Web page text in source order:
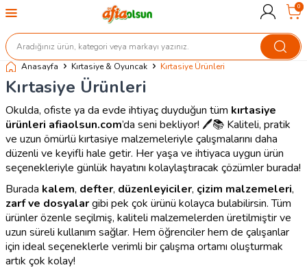
0
Anasayfa Kırtasiye & Oyuncak Kırtasiye Ürünleri
Kırtasiye Ürünleri
Okulda, ofiste ya da evde ihtiyaç duyduğun tüm kırtasiye
ürünleri afiaolsun.com’da seni bekliyor! 🖊️📚 Kaliteli, pratik
ve uzun ömürlü kırtasiye malzemeleriyle çalışmalarını daha
düzenli ve keyifli hale getir. Her yaşa ve ihtiyaca uygun ürün
seçenekleriyle günlük hayatını kolaylaştıracak çözümler burada!
Burada kalem, defter, düzenleyiciler, çizim malzemeleri,
zarf ve dosyalargibi pek çok ürünü kolayca bulabilirsin. Tüm
ürünler özenle seçilmiş, kaliteli malzemelerden üretilmiştir ve
uzun süreli kullanım sağlar. Hem öğrenciler hem de çalışanlar
için ideal seçeneklerle verimli bir çalışma ortamı oluşturmak
artık çok kolay!